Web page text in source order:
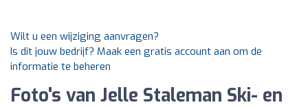
Wilt u een wijziging aanvragen?
Is dit jouw bedrijf? Maak een gratis account aan om de
informatie te beheren
Foto's van Jelle Staleman Ski- en